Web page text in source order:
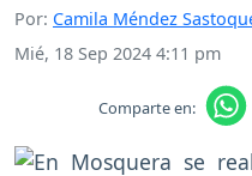
Por: Camila Méndez
Mié, 18 Sep 2024 4:11 pm
Comparte en: